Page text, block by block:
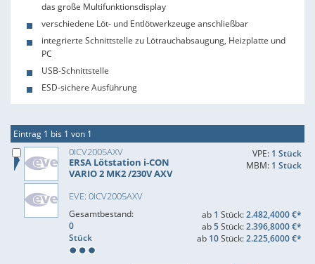
das große Multifunktionsdisplay
verschiedene Löt- und Entlötwerkzeuge anschließbar
integrierte Schnittstelle zu Lötrauchabsaugung, Heizplatte und
PC
USB-Schnittstelle
ESD-sichere Ausführung
Eintrag 1 bis 1 von 1
0ICV2005AXV
ERSA Lötstation i-CON
VARIO 2 MK2 /230V AXV
EVE: 0ICV2005AXV
VPE: 1 Stück
MBM: 1 Stück
Gesamtbestand:
0
Stück
ab 1 Stück:2.482,4000 €*
ab5Stück:2.396,8000 €*
ab 10Stück:2.225,6000 €*